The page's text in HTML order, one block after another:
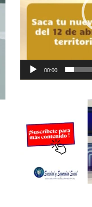
00:00